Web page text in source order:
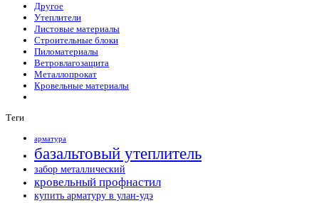
Другое
Утеплители
Листовые материалы
Строительные блоки
Пиломатериалы
Ветровлагозащита
Металлопрокат
Кровельные материалы
Теги
арматура
базальтовый утеплитель
забор металлический
кровельный профнастил
купить арматуру в улан-удэ